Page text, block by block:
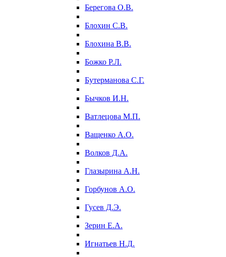
Берегова О.В.
Блохин С.В.
Блохина В.В.
Божко Р.Л.
Бутерманова С.Г.
Бычков И.Н.
Ватлецова М.П.
Ващенко А.О.
Волков Д.А.
Глазырина А.Н.
Горбунов А.О.
Гусев Д.Э.
Зерин Е.А.
Игнатьев Н.Д.